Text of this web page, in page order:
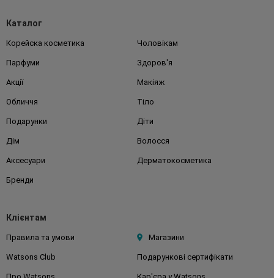
Каталог
Корейска косметика Чоловікам
Парфуми Здоров'я
Акції Макіяж
Обличчя Тіло
Подарунки Діти
Дім Волосся
Аксесуари Дерматокосметика
Бренди
Клієнтам
Правила та умови Магазини
Watsons Club Подарункові сертифікати